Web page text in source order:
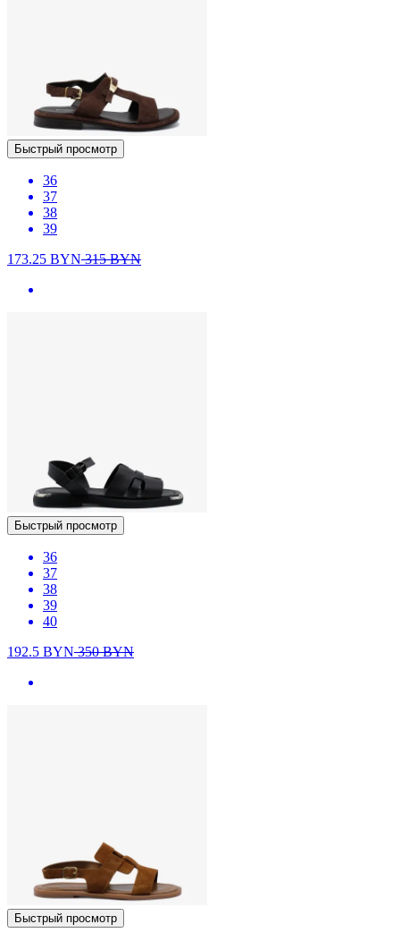
Быстрый просмотр
36
37
38
39
173.25 BYN315BYN
Быстрый просмотр
36
37
38
39
40
192.5 BYN350BYN
Быстрый просмотр